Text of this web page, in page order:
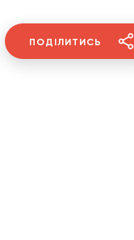
ПОДІЛИТИСЬ